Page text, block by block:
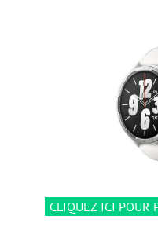
CLIQUEZ ICI POUR